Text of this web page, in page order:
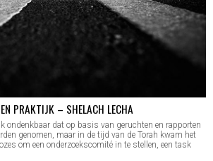
PRAKTIJK – SHELACH LECHA
ondenkbaar dat op basis van geruchten en rapporten
genomen, maar in de tijd van de Torah kwam het
om een onderzoekscomité in te stellen, een task